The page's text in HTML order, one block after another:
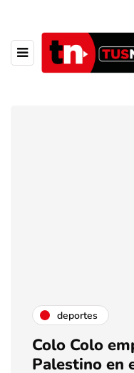
deportes
Colo Colo
Palestino en